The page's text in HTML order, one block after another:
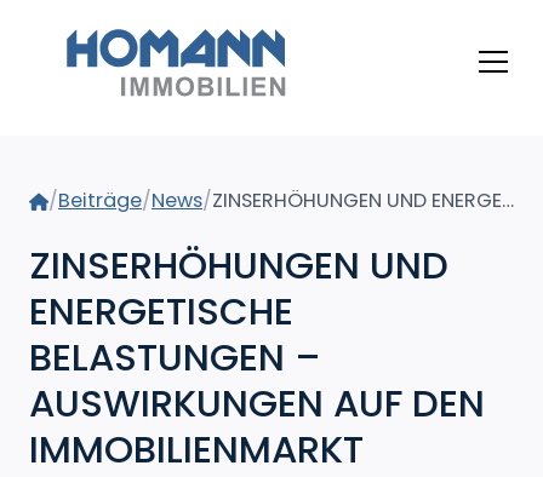
Home
/Beiträge/News/ ZINSERHÖHUNGEN UND ENERGETISCHE BELASTUNGEN – AUSWIRKUNGEN AUF DEN IMMOBILIENMARKT
ZINSERHÖHUNGEN UND
ENERGETISCHE
BELASTUNGEN –
AUSWIRKUNGEN AUF DEN
IMMOBILIENMARKT